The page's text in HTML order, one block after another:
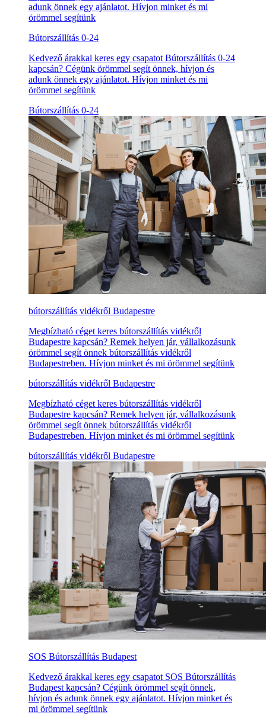
adunk önnek egy ajánlatot. Hívjon minket és mi
örömmel segítünk
Bútorszállítás 0-24
Kedvező árakkal keres egy csapatot Bútorszállítás 0-24
kapcsán? Cégünk örömmel segít önnek, hívjon és
adunk önnek egy ajánlatot. Hívjon minket és mi
örömmel segítünk
Bútorszállítás 0-24
bútorszállítás vidékről Budapestre
Megbízható céget keres bútorszállítás vidékről
Budapestre kapcsán? Remek helyen jár, vállalkozásunk
örömmel segít önnek bútorszállítás vidékről
Budapestreben. Hívjon minket és mi örömmel segítünk
bútorszállítás vidékről Budapestre
Megbízható céget keres bútorszállítás vidékről
Budapestre kapcsán? Remek helyen jár, vállalkozásunk
örömmel segít önnek bútorszállítás vidékről
Budapestreben. Hívjon minket és mi örömmel segítünk
bútorszállítás vidékről Budapestre
SOS Bútorszállítás Budapest
Kedvező árakkal keres egy csapatot SOS Bútorszállítás
Budapest kapcsán? Cégünk örömmel segít önnek,
hívjon és adunk önnek egy ajánlatot. Hívjon minket és
mi örömmel segítünk